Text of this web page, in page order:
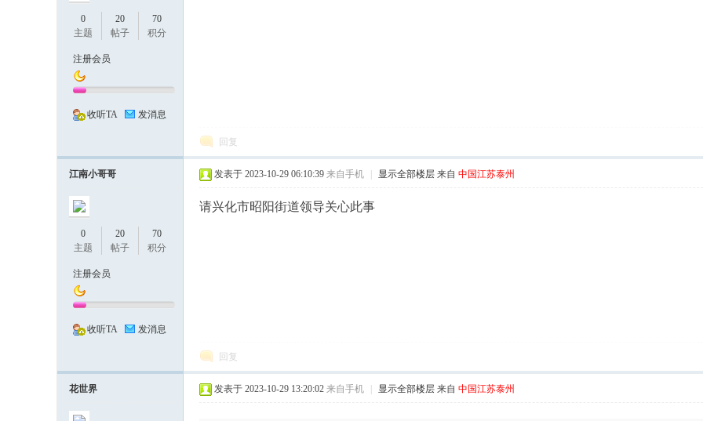
0
主题
20
帖子
70
积分
注册会员
收听TA 发消息
回复
江南小哥哥
0
主题
20
帖子
70
积分
注册会员
收听TA 发消息
发表于 2023-10-29 06:10:39 来自手机 显示全部楼层 来自 中国江苏泰州
请兴化市昭阳街道领导关心此事
回复
花世界 发表于 2023-10-29 13:20:02 来自手机 显示全部楼层 来自 中国江苏泰州